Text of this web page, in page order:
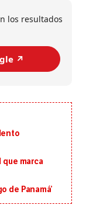
los resultados
↗️
marca
de Panamá’